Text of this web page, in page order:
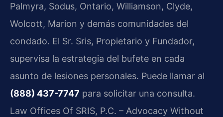
Palmyra, Sodus, Ontario, Williamson, Clyde,
Wolcott, Marion y demás comunidades del
condado. El Sr. Sris, Propietario y Fundador,
supervisa la estrategia del bufete en cada
asunto de lesiones personales. Puede llamar al
(888) 437-7747 para solicitar una consulta.
Law Offices Of SRIS, P.C. – Advocacy Without